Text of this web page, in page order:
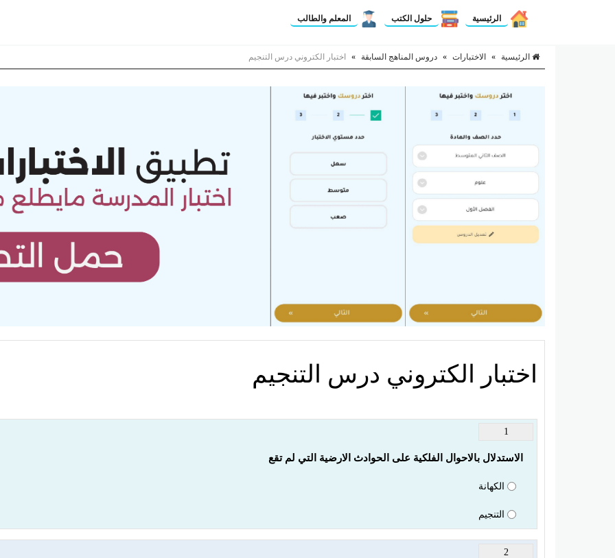
الرئيسية حلول الكتب المعلم والطالب
الرئيسية » الاختبارات » دروس المناهج السابقة » اختبار الكتروني درس التنجيم
اختبار الكتروني درس التنجيم
1
الاستدلال بالاحوال الفلكية على الحوادث الارضية التي لم تقع
الكهانة
التنجيم
2